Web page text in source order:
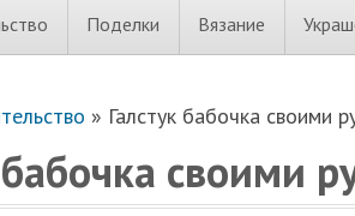
Поделки Вязание
» Галстук бабочка своими
бабочка своими